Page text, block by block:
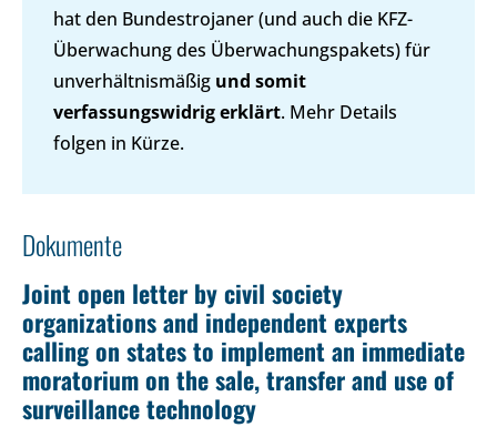
hat den Bundestrojaner (und auch die KFZ-
Überwachung des Überwachungspakets) für
unverhältnismäßig und somit
verfassungswidrig erklärt. Mehr Details
folgen in Kürze.
Dokumente
Joint open letter by civil society
organizations and independent experts
calling on states to implement an immediate
moratorium on the sale, transfer and use of
surveillance technology